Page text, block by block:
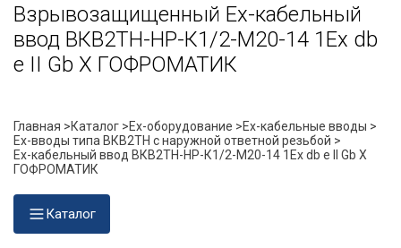
Взрывозащищенный Ех-кабельный
ввод ВКВ2ТН-НР-К1/2-М20-14 1Ex db
e II Gb X ГОФРОМАТИК
Главная >Каталог >Ex-оборудование >Ex-кабельные вводы >
Ex-вводы типа ВКВ2ТН с наружной ответной резьбой >
Ех-кабельный ввод ВКВ2ТН-НР-К1/2-М20-14 1Ex db e II Gb X
ГОФРОМАТИК
Каталог